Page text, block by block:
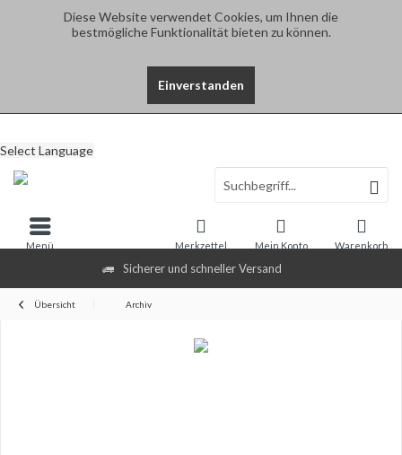
Diese Website verwendet Cookies, um Ihnen die
bestmögliche Funktionalität bieten zu können.
Einverstanden
Sicherer und schneller Versand
Select Language
Warenkorb
Merkzettel Mein Konto
Menü
Übersicht Archiv